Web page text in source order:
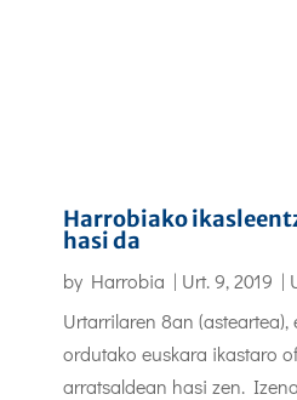
Harrobiako
hasi da
by Harrobia | Urt. 9, 2019 |
Urtarrilaren 8an
ordutako euskara ikastaro
arratsaldean hasi zen.